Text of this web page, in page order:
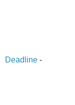
Deadline -